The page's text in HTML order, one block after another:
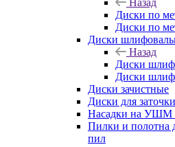
Назад
Диски по
Диски по
Диски
Назад
Диски
Диски
Диски зачистные
Диски для
Насадки на УШМ
Пилки и полотна
пил